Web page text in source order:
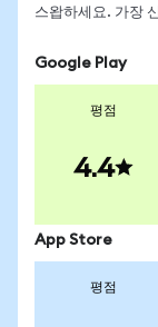
스왑하세요. 가장
Google Play
평점
4.4
App Store
평점